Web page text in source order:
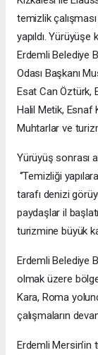
temizlik
yapıldı. Yürüyüşe
Erdemli Belediye
Odası Başkanı
Esat Can Öztürk,
Halil Metik, Esnaf
Muhtarlar ve
Yürüyüş sonrası
‘’Temizliği
tarafı denizi
paydaşlar il
turizmine büyük
Erdemli Belediye
olmak üzere
Kara, Roma
çalışmaların
Erdemli